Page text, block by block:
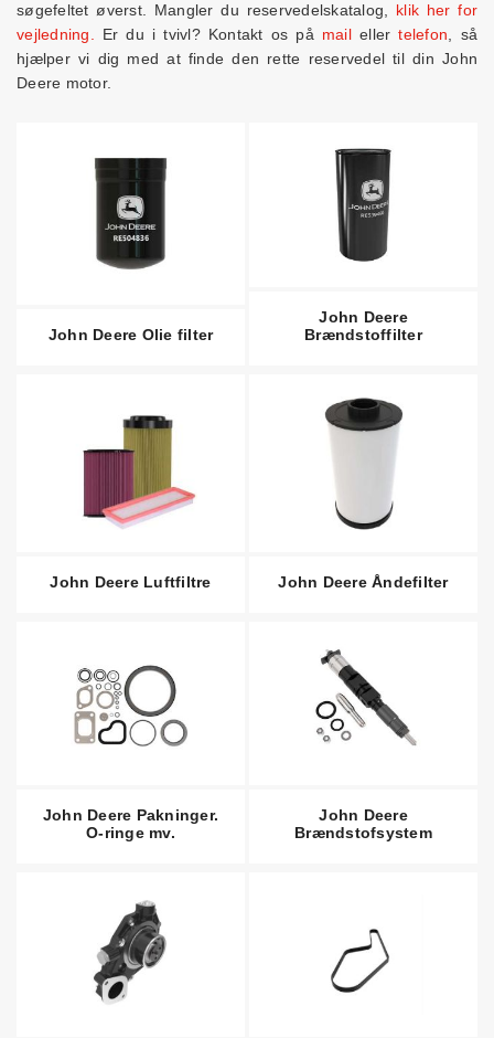
søgefeltet øverst. Mangler du reservedelskatalog, klik her for
vejledning. Er du i tvivl? Kontakt os på mailellertelefon , så
hjælper vi dig med at finde den rette reservedel til din John
Deere motor.
John Deere Olie filter
John Deere
Brændstoffilter
John Deere Luftfiltre John Deere Åndefilter
John Deere Pakninger.
O-ringe mv.
John Deere
Brændstofsystem